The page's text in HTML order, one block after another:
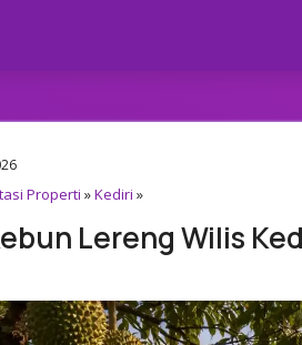
Properti »Kediri »
Lereng Wilis